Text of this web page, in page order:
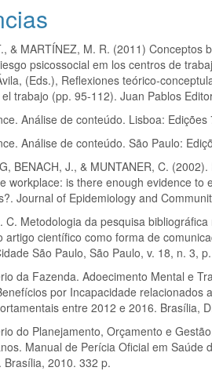
& MARTÍNEZ, M. R. (2011) Conceptos
psicossocial em los centros de
(Eds.), Reflexiones teórico-
trabajo (pp. 95-112). Juan Pablos
Análise de conteúdo. Lisboa: Edições
Análise de conteúdo. São Paulo:
BENACH, J., & MUNTANER, C.
workplace: is there enough evidence to
Journal of Epidemiology and
C. Metodologia da pesquisa bibliográfica
artigo científico como forma de
São Paulo, São Paulo, v. 18, n. 3,
da Fazenda. Adoecimento Mental e
por Incapacidade relacionados
entre 2012 e 2016. Brasília,
do Planejamento, Orçamento e
Manual de Perícia Oficial em Saúde
Brasília, 2010. 332 p.